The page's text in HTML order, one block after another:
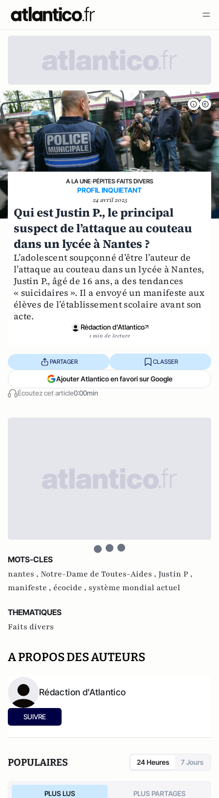
A LA UNE›PÉPITES›FAITS DIVERS
PROFIL INQUIETANT
24 avril 2025
Qui est Justin P., le principal
suspect de l’attaque au couteau
dans un lycée à Nantes ?
L’adolescent soupçonné d’être l’auteur de
l’attaque au couteau dans un lycée à Nantes,
Justin P., âgé de 16 ans, a des tendances
« suicidaires ». Il a envoyé un manifeste aux
élèves de l’établissement scolaire avant son
acte.
Rédaction d'Atlantico
1 min de lecture
Écoutez cet article0:00min
PARTAGER CLASSER
Ajouter Atlantico en favori sur Google
MOTS-CLES
nantes , Notre-Dame de Toutes-Aides , Justin P ,
manifeste , écocide , système mondial actuel
THEMATIQUES
Faits divers
A PROPOS DES AUTEURS
Rédaction d'Atlantico
SUIVRE
POPULAIRES 24 Heures 7 Jours
PLUS LUS PLUS PARTAGES